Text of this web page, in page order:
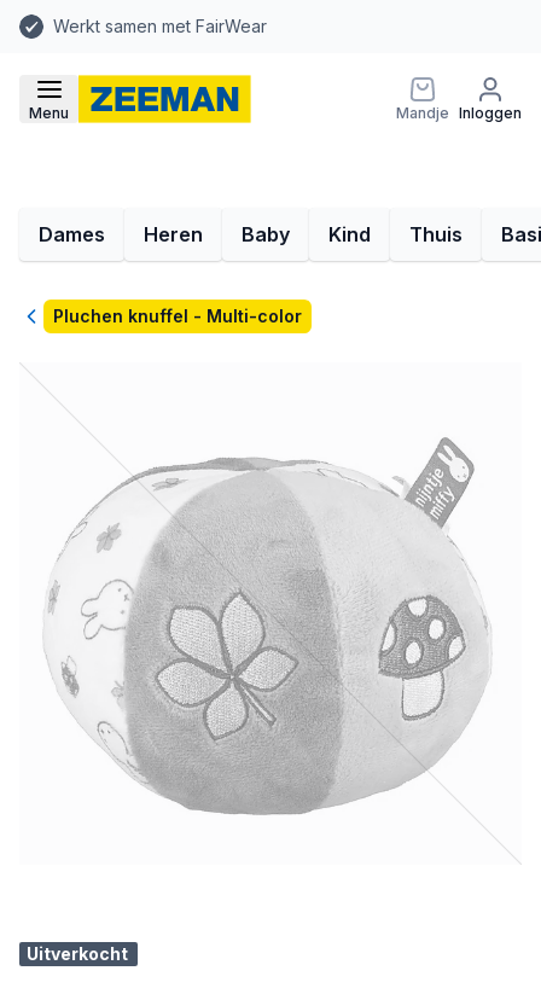
Werkt samen met FairWear
Menu Mandje Inloggen
Dames Heren Baby Kind Thuis
TerugPluchen knuffel - Multi-color
Uitverkocht